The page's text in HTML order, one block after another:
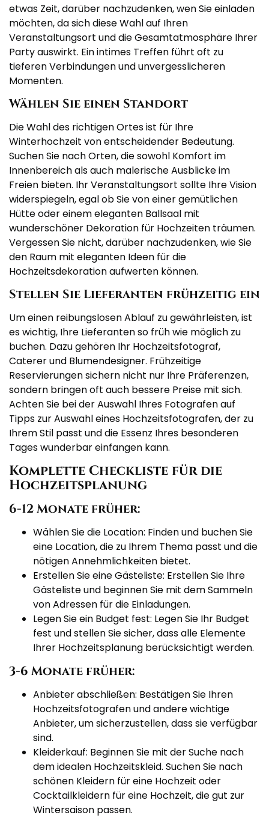
etwas Zeit, darüber nachzudenken, wen Sie einladen
möchten, da sich diese Wahl auf Ihren
Veranstaltungsort und die Gesamtatmosphäre Ihrer
Party auswirkt. Ein intimes Treffen führt oft zu
tieferen Verbindungen und unvergesslicheren
Momenten.
Wählen Sie einen Standort
Die Wahl des richtigen Ortes ist für Ihre
Winterhochzeit von entscheidender Bedeutung.
Suchen Sie nach Orten, die sowohl Komfort im
Innenbereich als auch malerische Ausblicke im
Freien bieten. Ihr Veranstaltungsort sollte Ihre Vision
widerspiegeln, egal ob Sie von einer gemütlichen
Hütte oder einem eleganten Ballsaal mit
wunderschöner Dekoration für Hochzeiten träumen.
Vergessen Sie nicht, darüber nachzudenken, wie Sie
den Raum mit eleganten Ideen für die
Hochzeitsdekoration aufwerten können.
Stellen Sie Lieferanten frühzeitig ein
Um einen reibungslosen Ablauf zu gewährleisten, ist
es wichtig, Ihre Lieferanten so früh wie möglich zu
buchen. Dazu gehören Ihr Hochzeitsfotograf,
Caterer und Blumendesigner. Frühzeitige
Reservierungen sichern nicht nur Ihre Präferenzen,
sondern bringen oft auch bessere Preise mit sich.
Achten Sie bei der Auswahl Ihres Fotografen auf
Tipps zur Auswahl eines Hochzeitsfotografen, der zu
Ihrem Stil passt und die Essenz Ihres besonderen
Tages wunderbar einfangen kann.
Komplette Checkliste für die
Hochzeitsplanung
6-12 Monate früher:
Wählen Sie die Location: Finden und buchen Sie
eine Location, die zu Ihrem Thema passt und die
nötigen Annehmlichkeiten bietet.
Erstellen Sie eine Gästeliste: Erstellen Sie Ihre
Gästeliste und beginnen Sie mit dem Sammeln
von Adressen für die Einladungen.
Legen Sie ein Budget fest: Legen Sie Ihr Budget
fest und stellen Sie sicher, dass alle Elemente
Ihrer Hochzeitsplanung berücksichtigt werden.
3-6 Monate früher:
Anbieter abschließen: Bestätigen Sie Ihren
Hochzeitsfotografen und andere wichtige
Anbieter, um sicherzustellen, dass sie verfügbar
sind.
Kleiderkauf: Beginnen Sie mit der Suche nach
dem idealen Hochzeitskleid. Suchen Sie nach
schönen Kleidern für eine Hochzeit oder
Cocktailkleidern für eine Hochzeit, die gut zur
Wintersaison passen.